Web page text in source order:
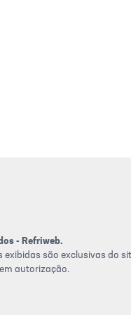
- Refriweb.
exibidas são exclusivas do
autorização.